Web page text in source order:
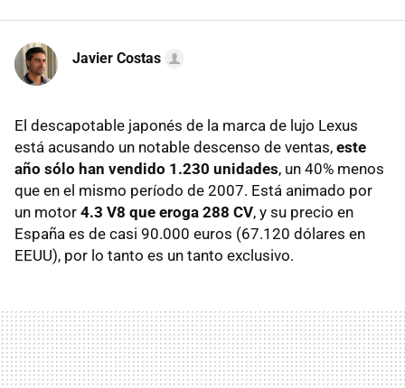
Javier Costas
El descapotable japonés de la marca de lujo Lexus
está acusando un notable descenso de ventas, este
año sólo han vendido 1.230 unidades, un 40% menos
que en el mismo período de 2007. Está animado por
un motor 4.3 V8 que eroga 288 CV, y su precio en
España es de casi 90.000 euros (67.120 dólares en
EEUU), por lo tanto es un tanto exclusivo.